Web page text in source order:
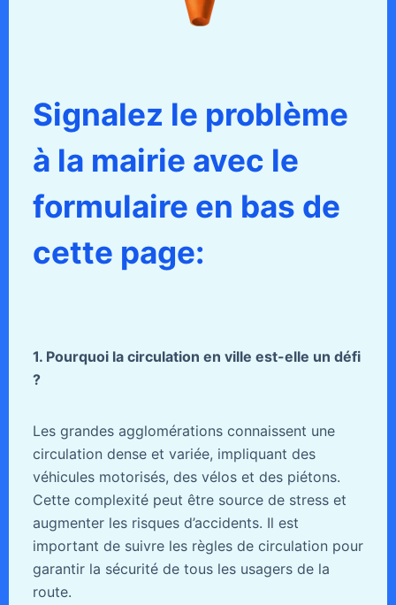
Signalez le problème
à la mairie avec le
formulaire en bas de
cette page:
1. Pourquoi la circulation en ville est-elle un défi
?
Les grandes agglomérations connaissent une
circulation dense et variée, impliquant des
véhicules motorisés, des vélos et des piétons.
Cette complexité peut être source de stress et
augmenter les risques d’accidents. Il est
important de suivre les règles de circulation pour
garantir la sécurité de tous les usagers de la
route.